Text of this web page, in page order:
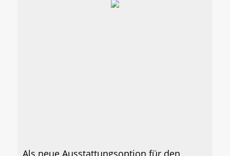
Als neue Ausstattungsoption für den